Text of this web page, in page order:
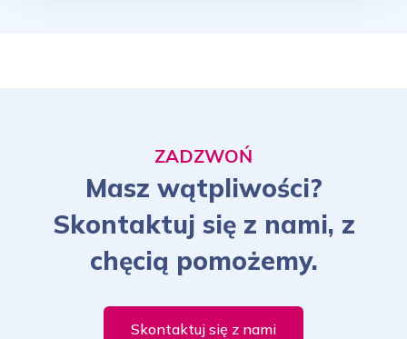
ZADZWOŃ
Masz wątpliwości?
Skontaktuj się z nami, z
chęcią pomożemy.
Skontaktuj się z nami